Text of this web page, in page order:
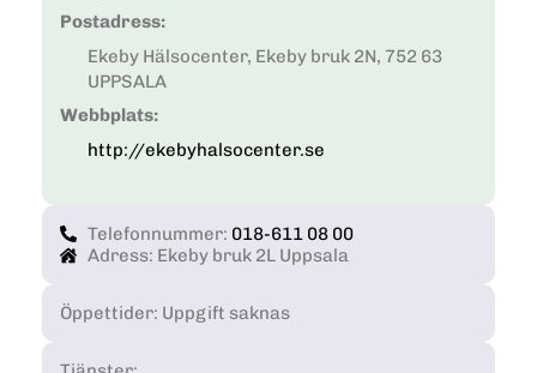
Postadress:
Ekeby Hälsocenter, Ekeby bruk 2N, 752 63
UPPSALA
Webbplats:
http://ekebyhalsocenter.se
Telefonnummer: 018-611 08 00
Adress: Ekeby bruk 2L Uppsala
Öppettider: Uppgift saknas